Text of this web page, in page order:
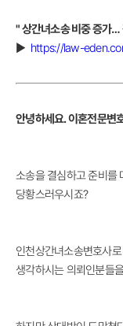
" 상간녀소송 비중 증가…
▶ https://law-
안녕하세요. 이혼전문변
소송을 결심하고 준비를
당황스러우시죠?
인천상간녀소송변호사
생각하시는 의뢰인분들